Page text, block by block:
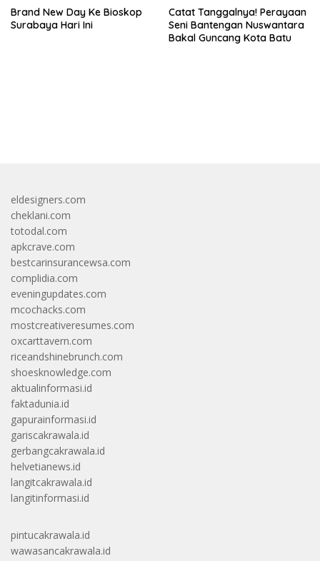
Brand New Day Ke Bioskop
Surabaya Hari Ini
Catat Tanggalnya! Perayaan
Seni Bantengan Nuswantara
Bakal Guncang Kota Batu
eldesigners.com
cheklani.com
totodal.com
apkcrave.com
bestcarinsurancewsa.com
complidia.com
eveningupdates.com
mcochacks.com
mostcreativeresumes.com
oxcarttavern.com
riceandshinebrunch.com
shoesknowledge.com
aktualinformasi.id
faktadunia.id
gapurainformasi.id
gariscakrawala.id
gerbangcakrawala.id
helvetianews.id
langitcakrawala.id
langitinformasi.id
pintucakrawala.id
wawasancakrawala.id